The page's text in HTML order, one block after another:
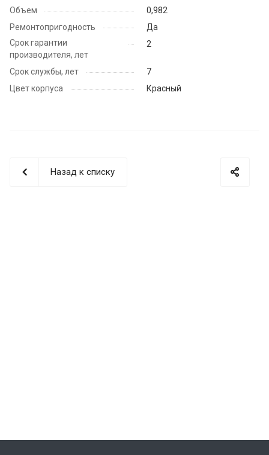
Объем
0,982
Ремонтопригодность
Да
Срок гарантии
производителя, лет
2
Срок службы, лет
7
Цвет корпуса
Красный
Назад к списку